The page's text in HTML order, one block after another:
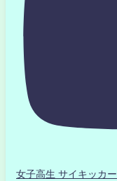
女子高生 サイキッカー